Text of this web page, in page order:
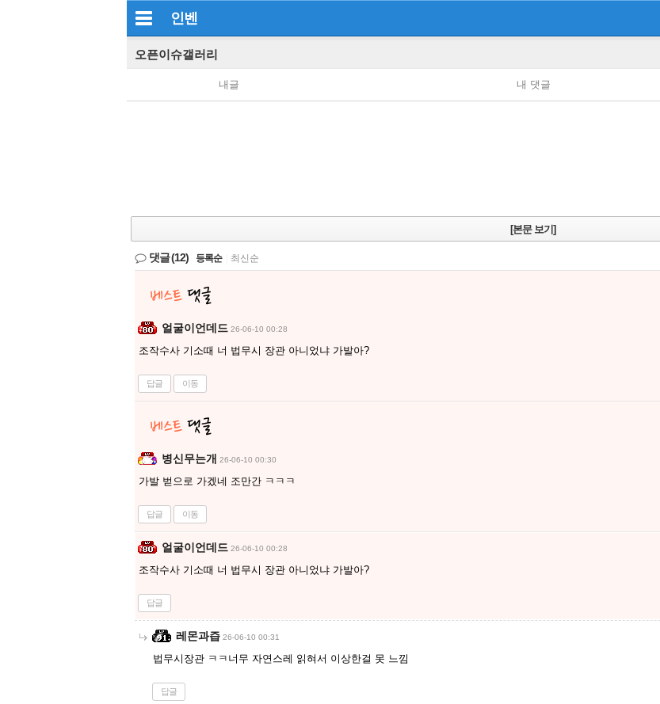
인벤
오픈이슈갤러리
내글 내 댓글
[본문 보기]
댓글(12) 등록순 최신순
얼굴이언데드 26-06-10 00:28
조작수사 기소때 너 법무시 장관 아니었냐 가발아?
답글 이동
병신무는개 26-06-10 00:30
가발 벋으로 가겠네 조만간 ㅋㅋㅋ
답글 이동
얼굴이언데드 26-06-10 00:28
조작수사 기소때 너 법무시 장관 아니었냐 가발아?
답글
레몬과즙 26-06-10 00:31
법무시장관 ㅋㅋ너무 자연스레 읽혀서 이상한걸 못 느낌
답글